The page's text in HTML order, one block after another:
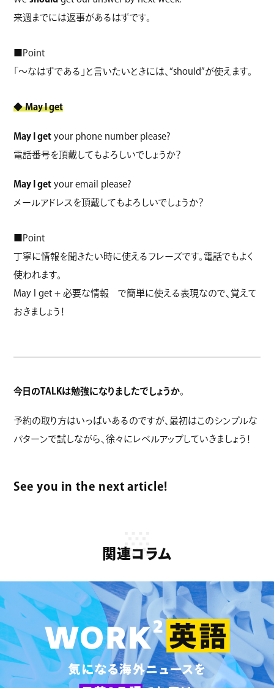
来週までには返事があるはずです。
■Point
「～なはずである」と言いたいときには、“should”が使えます。
◆May I get
May I get your phone number please?
電話番号を頂戴してもよろしいでしょうか？
May I get your email please?
メールアドレスを頂戴してもよろしいでしょうか？
■Point
丁寧に情報を聞きたい時に使えるフレーズです。電話でもよく
使われます。
May I get + 必要な情報 で簡単に使える表現なので、覚えて
おきましょう！
今日のTALKは勉強になりましたでしょうか。
予約の取り方はいっぱいあるのですが、最初はこのシンプルな
パターンで試しながら、徐々にレベルアップしていきましょう！
See you in the next article!
関連コラム